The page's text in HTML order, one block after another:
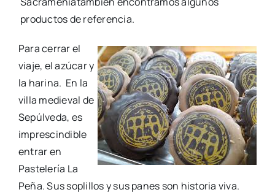
productos de referencia.
Para cerrar el
viaje, el azúcar y
la harina. En la
villa medieval de
Sepúlveda, es
imprescindible
entrar en
Pastelería La
Peña. Sus soplillos y sus panes son historia viva.